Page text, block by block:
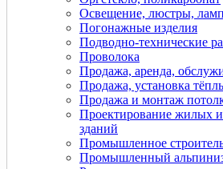
Освещение, люстры,
Погонажные изделия
Подводно-технические
Проволока
Продажа, аренда,
Продажа, установка
Продажа и монтаж
Проектирование жилых
зданий
Промышленное
Промышленный